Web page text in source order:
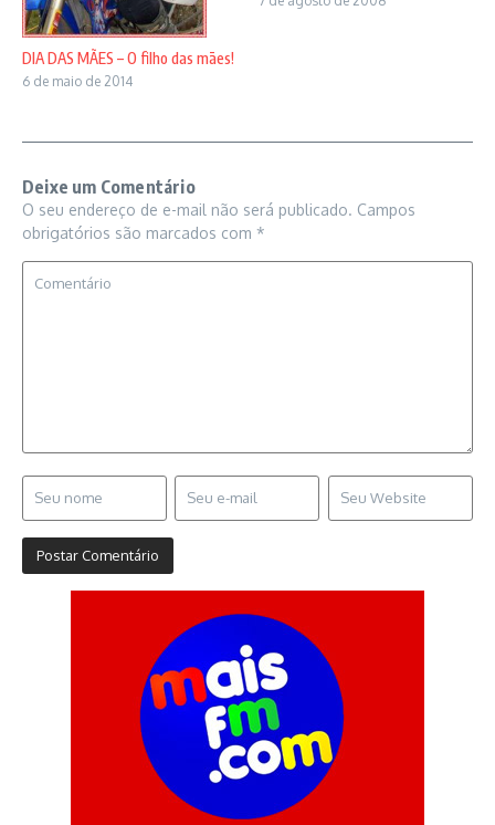
DIA DAS MÃES – O filho das mães!
6 de maio de 2014
Deixe um Comentário
O seu endereço de e-mail não será publicado. Campos
obrigatórios são marcados com *